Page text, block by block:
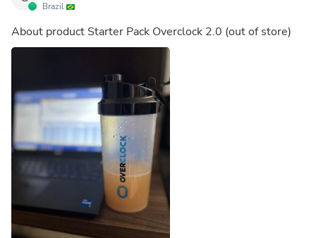
Brazil
About product Starter Pack Overclock 2.0 (out of store)